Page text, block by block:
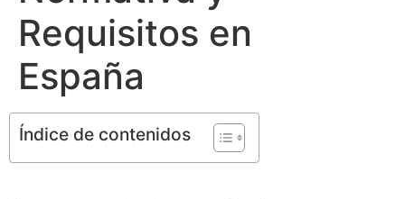
Requisitos en
España
Índice de contenidos